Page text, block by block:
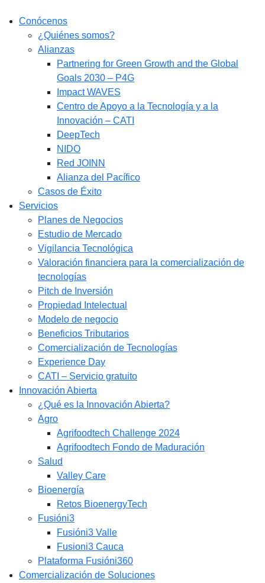
Conócenos
¿Quiénes somos?
Alianzas
Partnering for Green Growth and the Global
Goals 2030 – P4G
Impact WAVES
Centro de Apoyo a la Tecnología y a la
Innovación – CATI
DeepTech
NIDO
Red JOINN
Alianza del Pacífico
Casos de Éxito
Servicios
Planes de Negocios
Estudio de Mercado​
Vigilancia Tecnológica
Valoración financiera para la comercialización de
tecnologías
Pitch de Inversión
Propiedad Intelectual
Modelo de negocio
Beneficios Tributarios
Comercialización de Tecnologías
Experience Day
CATI – Servicio gratuito
Innovación Abierta
¿Qué es la Innovación Abierta?
Agro
Agrifoodtech Challenge 2024
Agrifoodtech Fondo de Maduración
Salud
Valley Care
Bioenergía
Retos BioenergyTech
Fusióni3
Fusióni3 Valle
Fusioni3 Cauca
Plataforma Fusióni360
Comercialización de Soluciones